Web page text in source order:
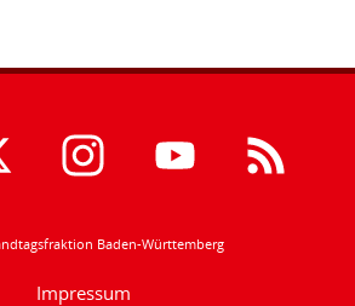
Baden-Württemberg
Impressum